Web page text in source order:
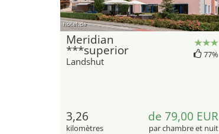
hotel.de
Meridian
***superior
Landshut
77%
3,26
kilomètres
de 79,00 EUR
par chambre et nuit